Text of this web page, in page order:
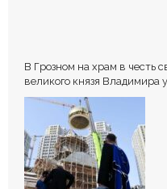
В Грозном на храм в честь
великого князя Владимира